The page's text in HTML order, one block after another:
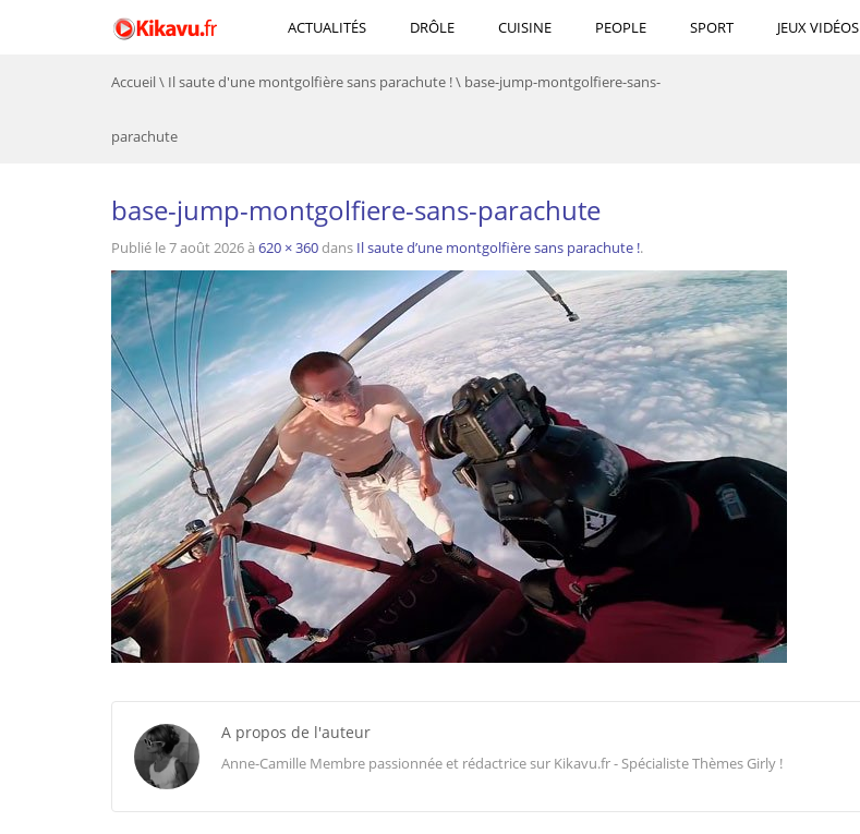
ACTUALITÉS DRÔLE CUISINE PEOPLE SPORT JEUX VIDÉOS
Accueil\ Il saute d'une montgolfière sans parachute !\ base-jump-montgolfiere-sans-
parachute
base-jump-montgolfiere-sans-parachute
Publié le7 août 2026à 620 × 360dans Il saute d’une montgolfière sans parachute !.
A propos de l'auteur
Anne-Camille Membre passionnée et rédactrice sur Kikavu.fr - Spécialiste Thèmes Girly !